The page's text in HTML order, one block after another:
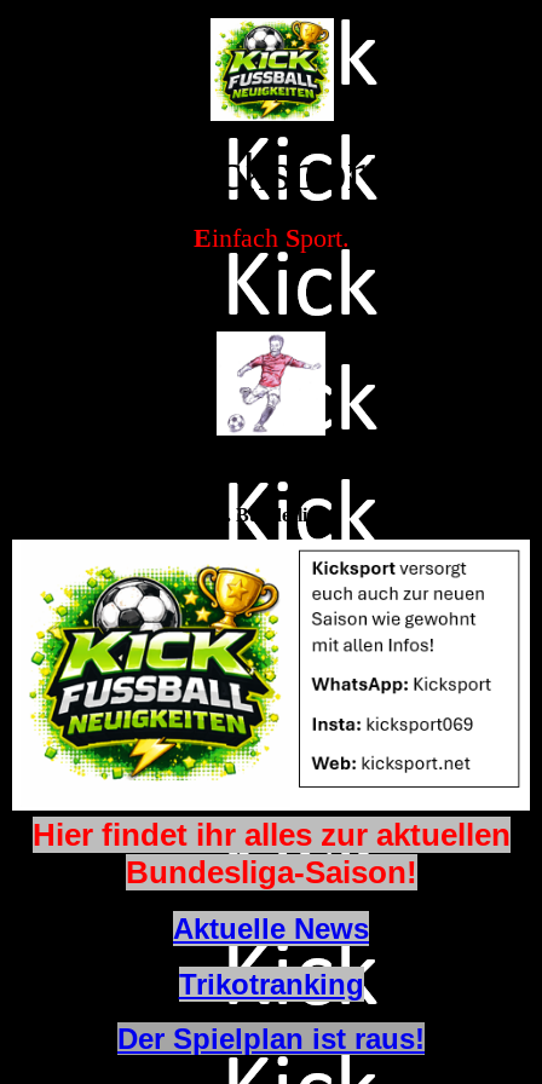
Kicksport
Einfach Sport.
1. Bundesliga
Hier findet ihr alles zur aktuellen
Bundesliga-Saison!
Aktuelle News
Trikotranking
Der Spielplan ist raus!